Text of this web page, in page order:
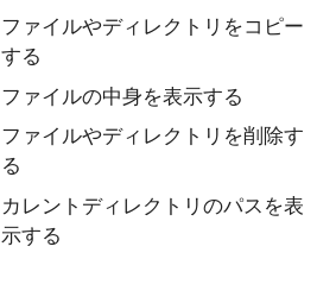
ファイルやディレクトリをコピー
する
ファイルの中身を表示する
ファイルやディレクトリを削除す
る
カレントディレクトリのパスを表
示する